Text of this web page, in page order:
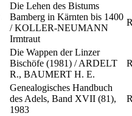
Die Lehen des Bistums
Bamberg in Kärnten bis 1400
/ KOLLER-NEUMANN
Irmtraut
Die Wappen der Linzer
Bischöfe (1981) / ARDELT
R., BAUMERT H. E.
Genealogisches Handbuch
des Adels, Band XVII (81),
1983